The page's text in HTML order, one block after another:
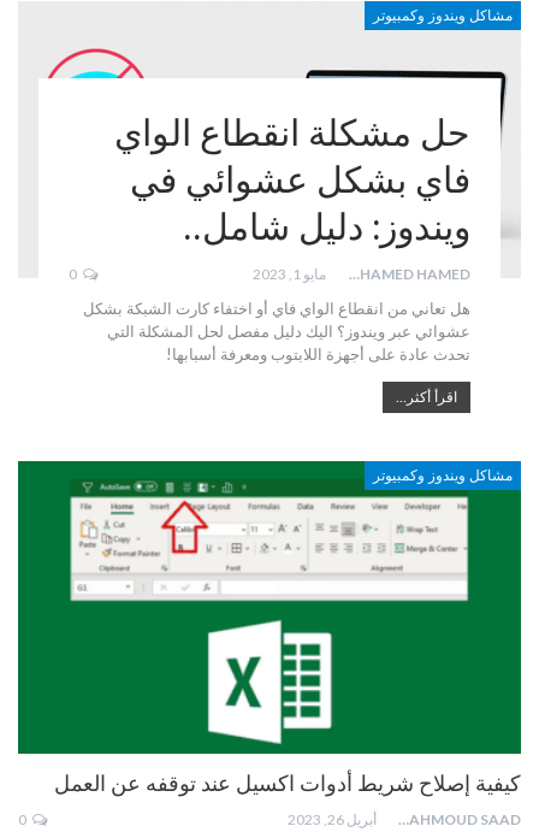
مشاكل ويندوز وكمبيوتر
حل مشكلة انقطاع الواي
فاي بشكل عشوائي في
ويندوز: دليل شامل..
MOHAMED HAMED مايو 1, 2023 0
هل تعاني من انقطاع الواي فاي أو اختفاء كارت الشبكة بشكل
عشوائي عبر ويندوز؟ اليك دليل مفصل لحل المشكلة التي
تحدث عادة على أجهزة اللابتوب ومعرفة أسبابها!
اقرأ أكثر...
مشاكل ويندوز وكمبيوتر
كيفية إصلاح شريط أدوات اكسيل عند توقفه عن العمل
MAHMOUD SAAD أبريل 26, 2023